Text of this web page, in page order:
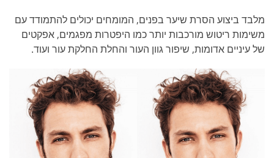
מלבד ביצוע הסרת שיער בפנים, המומחים יכולים להתמודד עם
משימות ריטוש מורכבות יותר כמו היפטרות מפגמים, אפקטים
של עיניים אדומות, שיפור גוון העור והחלת החלקת עור ועוד.